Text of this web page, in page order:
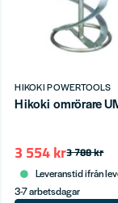
HIKOKI POWERTOOLS
Hikoki omrörare
3 788 kr
3 554 kr
Leveranstid ifrån
3-7 arbetsdagar